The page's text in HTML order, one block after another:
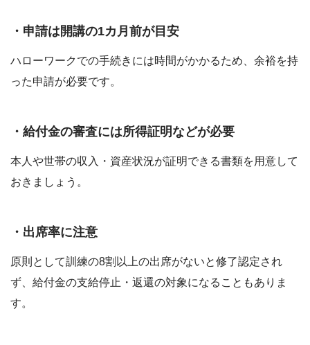
・申請は開講の1カ月前が目安
ハローワークでの手続きには時間がかかるため、余裕を持
った申請が必要です。
・給付金の審査には所得証明などが必要
本人や世帯の収入・資産状況が証明できる書類を用意して
おきましょう。
・出席率に注意
原則として訓練の8割以上の出席がないと修了認定され
ず、給付金の支給停止・返還の対象になることもありま
す。